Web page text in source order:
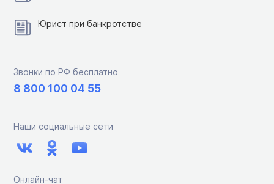
Юрист при банкротстве
Звонки по РФ бесплатно
8 800 100 04 55
Наши социальные сети
Онлайн-чат